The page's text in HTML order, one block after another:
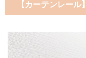
【カーテンレール】